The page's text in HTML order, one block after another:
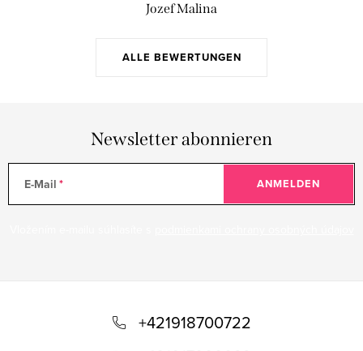
ALLE BEWERTUNGEN
Jozef Malina
Newsletter abonnieren
E-Mail ANMELDEN
+421918700722